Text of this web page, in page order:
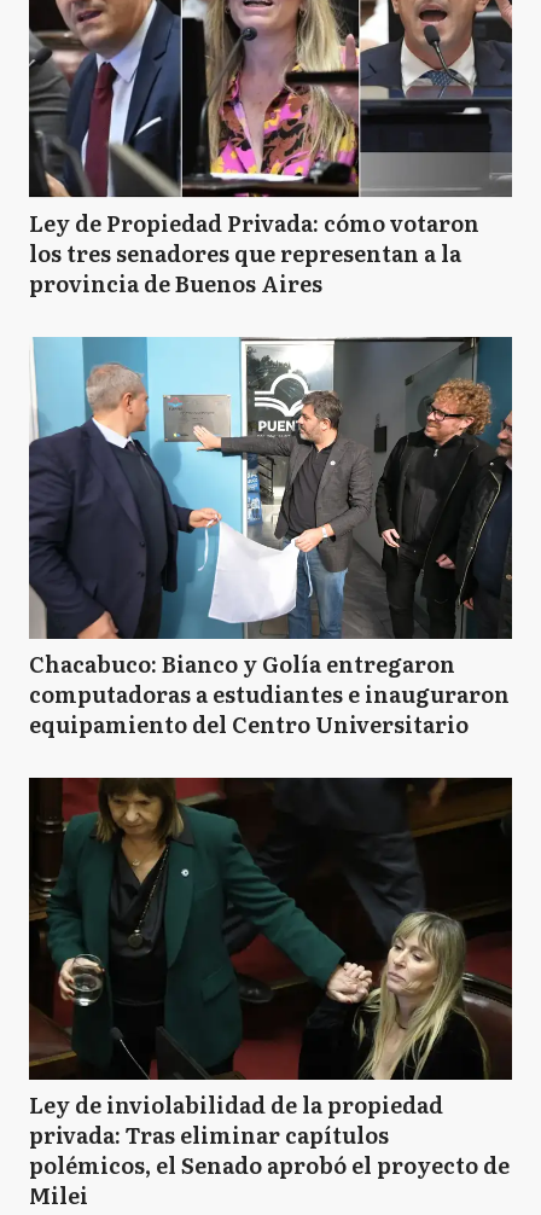
Ley de Propiedad Privada: cómo votaron
los tres senadores que representan a la
provincia de Buenos Aires
Chacabuco: Bianco y Golía entregaron
computadoras a estudiantes e inauguraron
equipamiento del Centro Universitario
Ley de inviolabilidad de la propiedad
privada: Tras eliminar capítulos
polémicos, el Senado aprobó el proyecto de
Milei